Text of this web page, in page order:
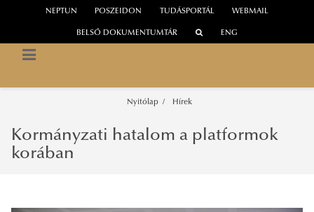
WEBMAIL
NEPTUN POSZEIDON TUDÁSPORTÁL
BELSŐ DOKUMENTUMTÁR ENG
Nyitólap Hírek
Kormányzati hatalom a platformok
korában